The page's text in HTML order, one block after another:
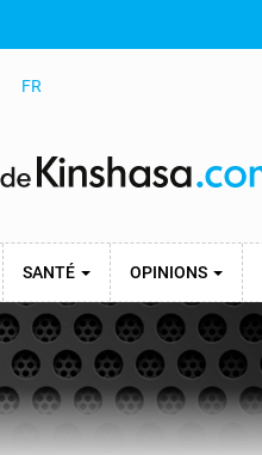
FR
SANTÉ OPINIONS